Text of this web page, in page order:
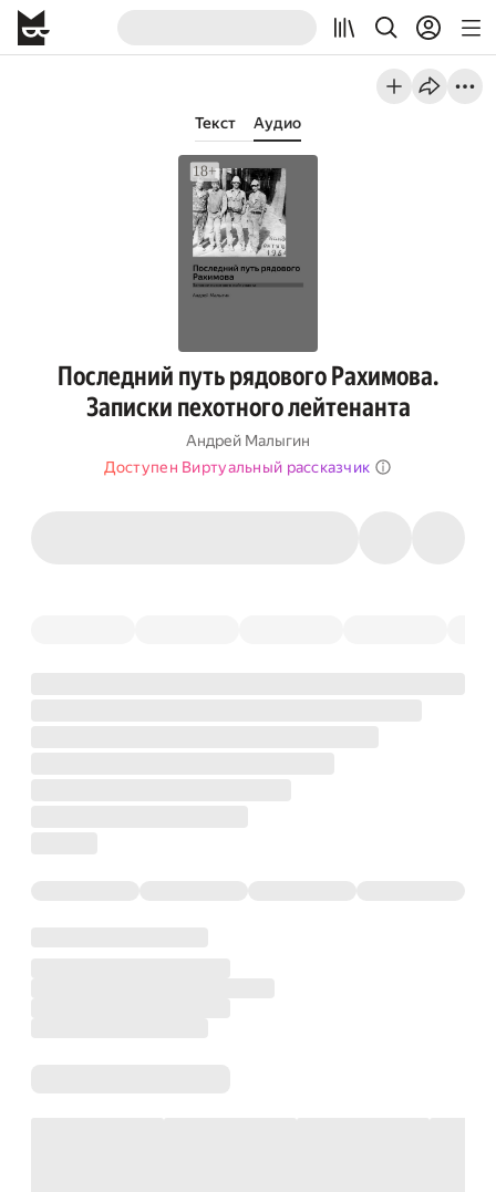
Текст Аудио
Последний путь рядового Рахимова.
Записки пехотного лейтенанта
Андрей Малыгин
Доступен Виртуальный рассказчик